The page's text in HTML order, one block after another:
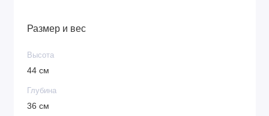
Размер и вес
Высота
44 см
Глубина
36 см